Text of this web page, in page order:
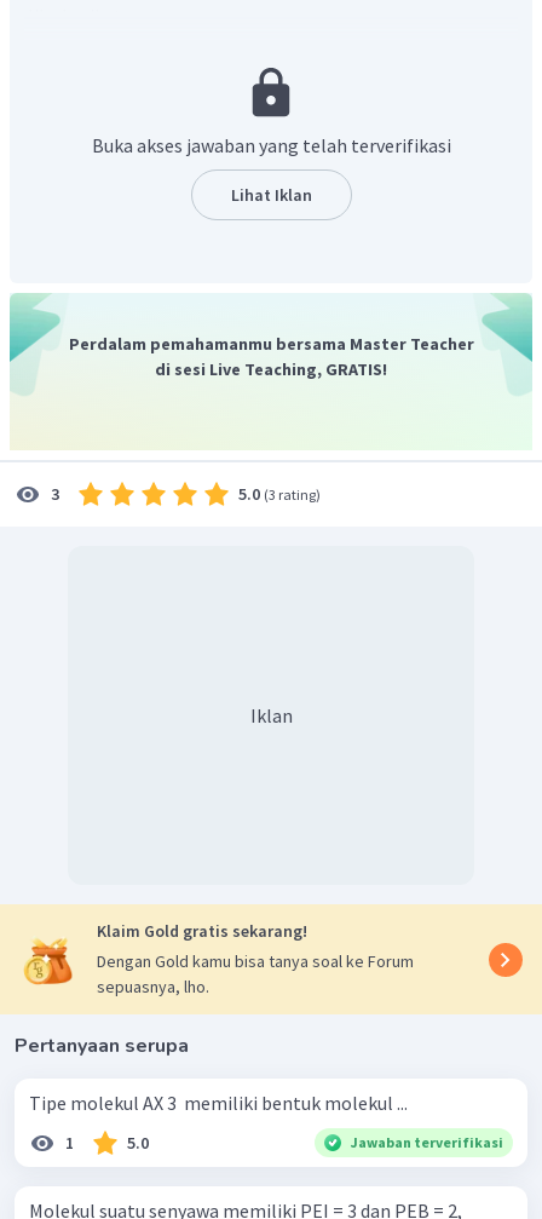
Senyawa yang terbentuk adalah XY
Jumlah atom pusat 1 (X), jumlah atom pasangan 3(Y), dan
jumlah elektron bebas di atom pusat 2 (PEB).
piramida segitiga
Buka akses jawaban yang telah terverifikasi
Lihat Iklan
Perdalam pemahamanmu bersama Master Teacher
di sesi Live Teaching, GRATIS!
3 5.0 (3 rating)
Iklan
Klaim Gold gratis sekarang!
Dengan Gold kamu bisa tanya soal ke Forum
sepuasnya, lho.
Pertanyaan serupa
Tipe molekul AX 3 ​ memiliki bentuk molekul ...
1 5.0 Jawaban terverifikasi
Molekul suatu senyawa memiliki PEI = 3 dan PEB = 2,